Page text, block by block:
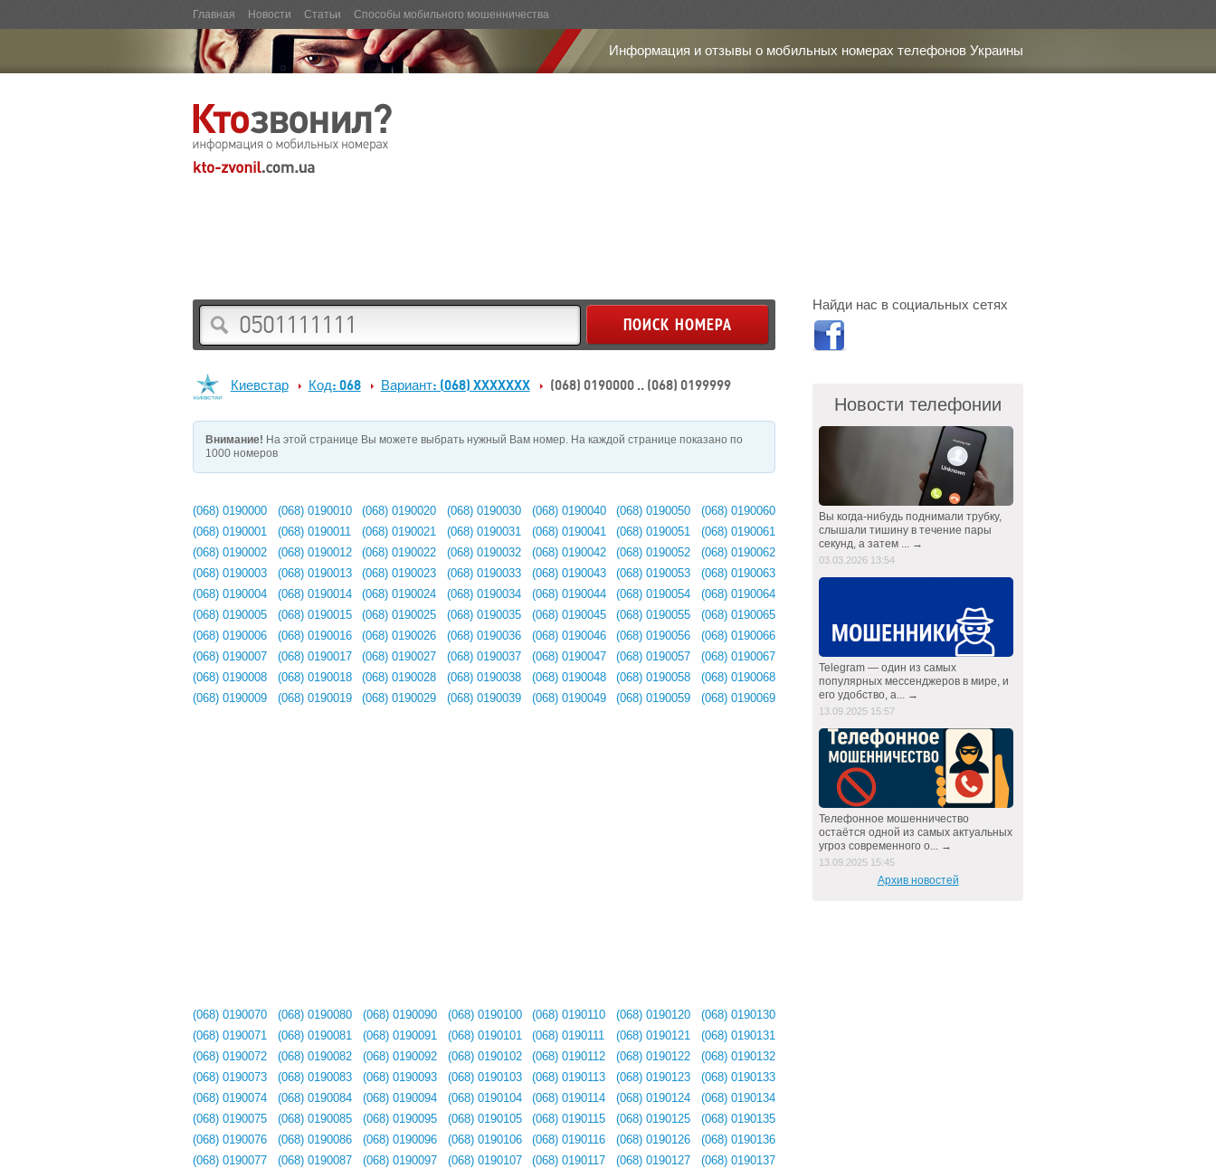
Главная Новости Статьи Способы мобильного мошенничества
Информация и отзывы о мобильных номерах телефонов Украины
Киевстар Код: 068 Вариант: (068) XXXXXXX (068) 0190000 .. (068) 0199999
Внимание! На этой странице Вы можете выбрать нужный Вам номер. На каждой странице показано по
1000 номеров
(068) 0190000
(068) 0190001
(068) 0190002
(068) 0190003
(068) 0190004
(068) 0190005
(068) 0190006
(068) 0190007
(068) 0190008
(068) 0190009
(068) 0190010
(068) 0190011
(068) 0190012
(068) 0190013
(068) 0190014
(068) 0190015
(068) 0190016
(068) 0190017
(068) 0190018
(068) 0190019
(068) 0190020
(068) 0190021
(068) 0190022
(068) 0190023
(068) 0190024
(068) 0190025
(068) 0190026
(068) 0190027
(068) 0190028
(068) 0190029
(068) 0190030
(068) 0190031
(068) 0190032
(068) 0190033
(068) 0190034
(068) 0190035
(068) 0190036
(068) 0190037
(068) 0190038
(068) 0190039
(068) 0190040
(068) 0190041
(068) 0190042
(068) 0190043
(068) 0190044
(068) 0190045
(068) 0190046
(068) 0190047
(068) 0190048
(068) 0190049
(068) 0190050
(068) 0190051
(068) 0190052
(068) 0190053
(068) 0190054
(068) 0190055
(068) 0190056
(068) 0190057
(068) 0190058
(068) 0190059
(068) 0190060
(068) 0190061
(068) 0190062
(068) 0190063
(068) 0190064
(068) 0190065
(068) 0190066
(068) 0190067
(068) 0190068
(068) 0190069
(068) 0190070
(068) 0190071
(068) 0190072
(068) 0190073
(068) 0190074
(068) 0190075
(068) 0190076
(068) 0190077
(068) 0190080
(068) 0190081
(068) 0190082
(068) 0190083
(068) 0190084
(068) 0190085
(068) 0190086
(068) 0190087
(068) 0190090
(068) 0190091
(068) 0190092
(068) 0190093
(068) 0190094
(068) 0190095
(068) 0190096
(068) 0190097
(068) 0190100
(068) 0190101
(068) 0190102
(068) 0190103
(068) 0190104
(068) 0190105
(068) 0190106
(068) 0190107
(068) 0190110
(068) 0190111
(068) 0190112
(068) 0190113
(068) 0190114
(068) 0190115
(068) 0190116
(068) 0190117
(068) 0190120
(068) 0190121
(068) 0190122
(068) 0190123
(068) 0190124
(068) 0190125
(068) 0190126
(068) 0190127
(068) 0190130
(068) 0190131
(068) 0190132
(068) 0190133
(068) 0190134
(068) 0190135
(068) 0190136
(068) 0190137
Найди нас в социальных сетях
Новости телефонии
Вы когда-нибудь поднимали трубку,
слышали тишину в течение пары
секунд, а затем ... →
03.03.2026 13:54
Telegram — один из самых
популярных мессенджеров в мире, и
его удобство, а... →
13.09.2025 15:57
Телефонное мошенничество
остаётся одной из самых актуальных
угроз современного о... →
13.09.2025 15:45
Архив новостей